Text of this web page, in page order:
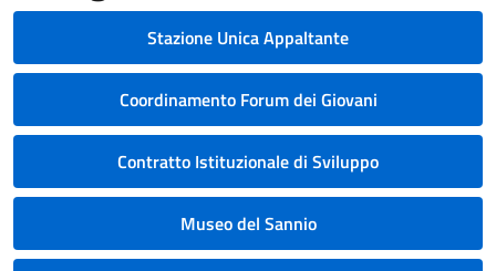
Stazione Unica Appaltante
Coordinamento Forum dei Giovani
Contratto Istituzionale di Sviluppo
Museo del Sannio